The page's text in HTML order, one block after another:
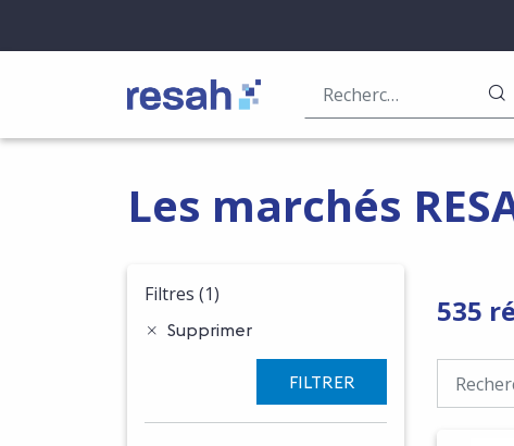
Logo Resah
Les marchés
Filtres (1)
Supprimer
FILTRER
535